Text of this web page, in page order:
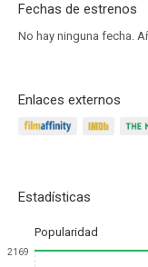
Fechas de estrenos
No hay ninguna fecha.
Enlaces externos
Estadísticas
Popularidad
2169